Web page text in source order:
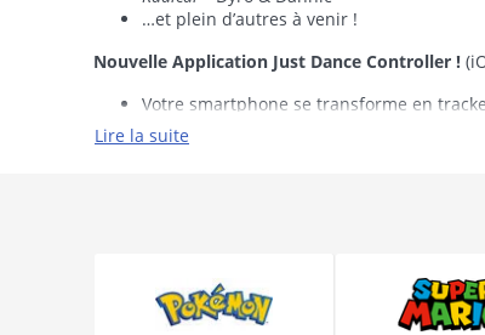
…et plein d’autres à venir !
Nouvelle Application Just Dance Controller !
Votre smartphone se transforme en
Prenez des photos de vos moments Just
Accédez au contenu vidéo de la Just
Plus de 200 titres sont disponibles au
Un accès gratuit limité dans le temps à
Lire la suite